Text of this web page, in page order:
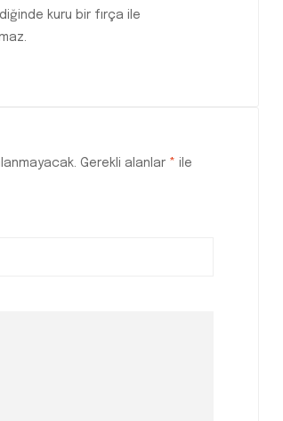
kuru bir fırça ile
Gerekli alanlar * ile